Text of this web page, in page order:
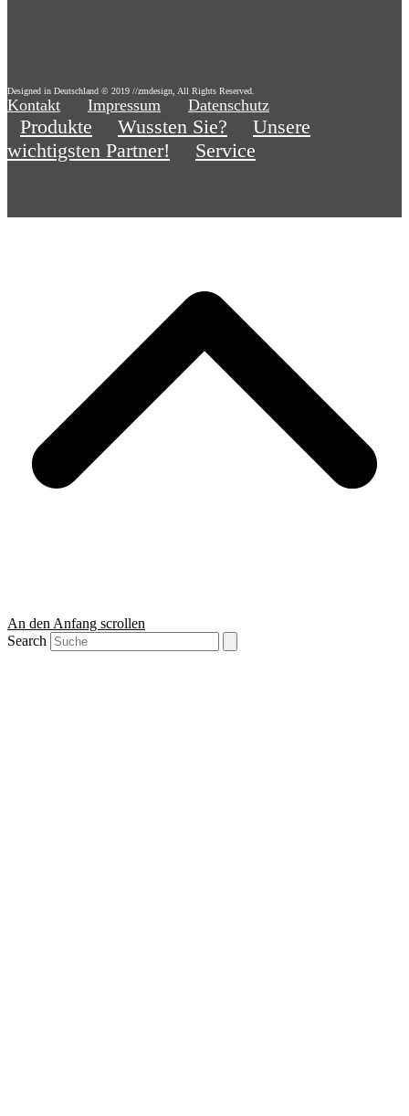
Designed in Deutschland © 2019 //zmdesign, All Rights Reserved.
Kontakt Impressum Datenschutz
Produkte Wussten Sie?
Unsere
wichtigsten Partner!
Service
An den Anfang scrollen
Search